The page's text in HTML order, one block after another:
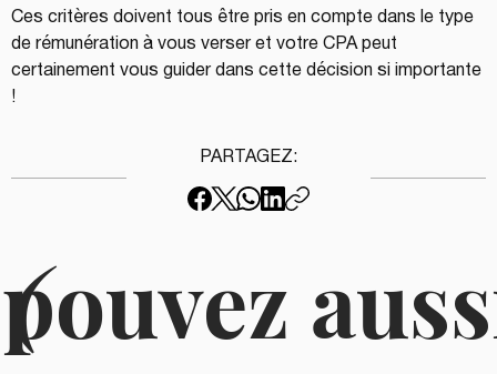
Ces critères doivent tous être pris en compte dans le type
de rémunération à vous verser et votre CPA peut
certainement vous guider dans cette décision si importante
!
PARTAGEZ:
(